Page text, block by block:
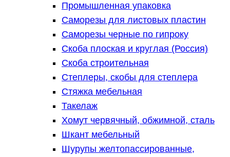
Промышленная упаковка
Саморезы для листовых пластин
Саморезы черные по гипроку
Скоба плоская и круглая (Россия)
Скоба строительная
Степлеры, скобы для степлера
Стяжка мебельная
Такелаж
Хомут червячный, обжимной, сталь
Шкант мебельный
Шурупы желтопассированные,